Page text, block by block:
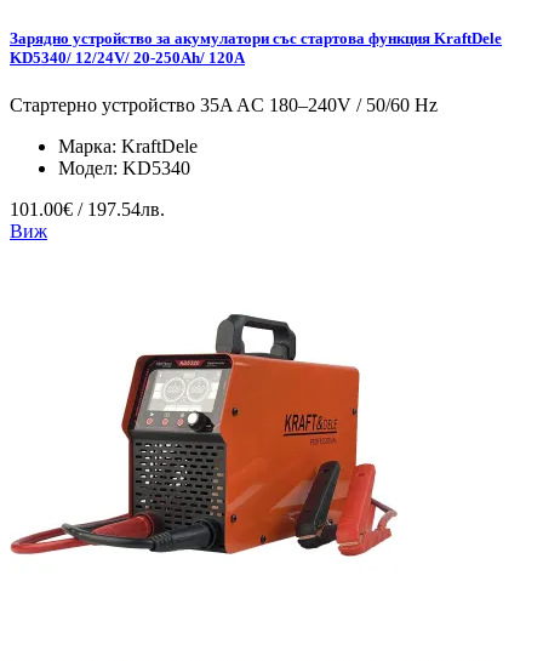
Зарядно устройство за акумулатори със стартова функция KraftDele
KD5340/ 12/24V/ 20-250Ah/ 120A
Стартерно устройство 35A AC 180–240V / 50/60 Hz
Марка: KraftDele
Модел: KD5340
101.00€ / 197.54лв.
Виж